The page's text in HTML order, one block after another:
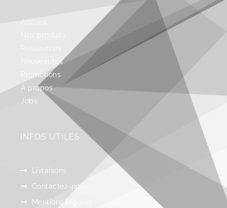
Accueil
Nouveautés
Promotions
À propos
Jobs
INFOS UTILES
Livraisons
Contactez-nous
Mentions légales